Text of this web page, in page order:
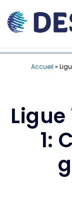
Accueil »
Ligue
1: